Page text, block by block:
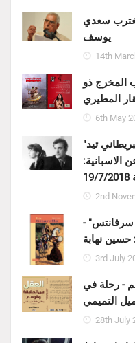
سعدي
يوسف
14th
المخرج ذو
المطيري
6th May
"القصيدة الأخيرة للشاعر البريطاني تيد
الاسبانية:
2nd
سرفانتس" -
حسين نهابة
3rd July
- رحلة في
التميمي
28th July